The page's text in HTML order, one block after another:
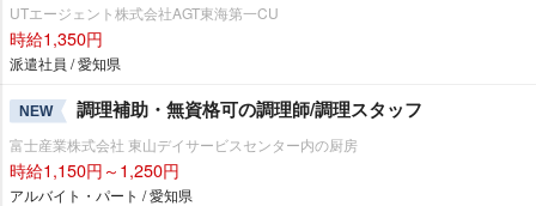
UTエージェント株式会社AGT東海第一CU
時給1,350円
派遣社員 / 愛知県
NEW 調理補助・無資格可の調理師/調理スタッフ
富士産業株式会社 東山デイサービスセンター内の厨房
時給1,150円～1,250円
アルバイト・パート / 愛知県